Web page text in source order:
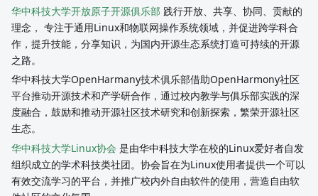
华中科技大学开放原子开源俱乐部 践行开放、共享、协同、贡献的
理念， 专注于通用Linux和物联网操作系统领域，并促进跨学科合
作，提升技能，分享知识，为国内开源生态系统打造可持续的开源
之路。
华中科技大学OpenHarmany技术俱乐部借助OpenHarmony社区
平台推动开源技术和产学研合作，通过校内教学与俱乐部实践的深
度融合，鼓励和推动开源社区技术研究和创新探索，繁荣开源社区
生态。
华中科技大学Linux协会 是由华中科技大学在校的Linux爱好者自发
组织成立的学术科技类社团。协会旨在为Linux使用者提供一个可以
有效交流学习的平台，并推广校内外自由软件的使用，营造自由软